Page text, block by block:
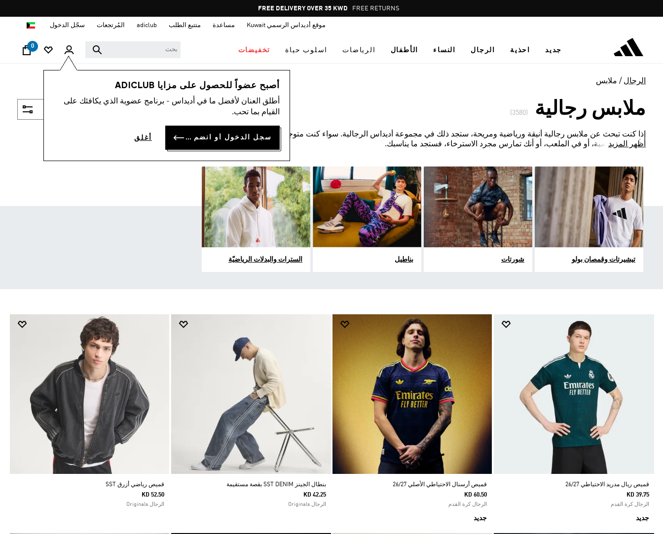
Pause
promotion
FREE DELIVERY OVER 35 KWD FREE RETURNS
موقع أديداس الرسمي Kuwait مساعدة متتبع الطلب adiclub المُرتجعات سجّل الدخول
جديد احذية الرجال النساء الأطفال الرياضات اسلوب حياة تخفيضات
0
أصبح عضواً للحصول على مزايا ADICLUB
أطلق العنان لأفضل ما في أديداس - برنامج عضوية الذي يكافئك على
القيام بما تحب.
سجل الدخول أو انضم الآن أغلق
الرجال ملابس
ملابس رجالية
إذا كنت تبحث عن ملابس رجالية أنيقة ورياضية ومريحة، ستجد ذلك في مجموعة أديداس الرجالية. سواء كنت متوجهًا إلى صالة
الألعاب الرياضية، أو في الملعب، أو أنك تمارس مجرد الاسترخاء، فستجد ما يناسبك.
أظهر المزيد
تيشيرتات وقمصان بولو شورتات بناطيل السترات والبدلات الرياضيّة
قميص ريال مدريد الاحتياطي 26/27
KD 39.75
الرجال كرة القدم
جديد
قميص أرسنال الاحتياطي الأصلي 26/27
KD 60.50
الرجال كرة القدم
جديد
بنطال الجينز SST DENIM بقصة مستقيمة
KD 42.25
الرجال Originals
قميص رياضي أزرق SST
KD 52.50
الرجال Originals